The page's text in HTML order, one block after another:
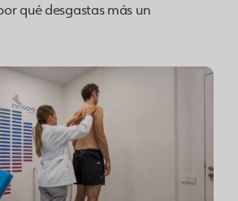
qué desgastas más un